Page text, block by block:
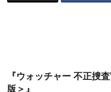
『ウォッチャー 不正捜
版＞』